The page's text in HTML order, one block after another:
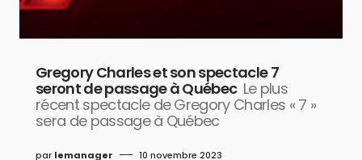
Gregory Charles et son spectacle 7
seront de passage à Québec Le plus
récent spectacle de Gregory Charles « 7 »
sera de passage à Québec
par lemanager 10 novembre 2023